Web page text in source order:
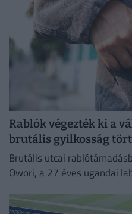
Rablók végezték ki a
brutális gyilkosság
Brutális utcai
Owori, a 27 éves ugandai